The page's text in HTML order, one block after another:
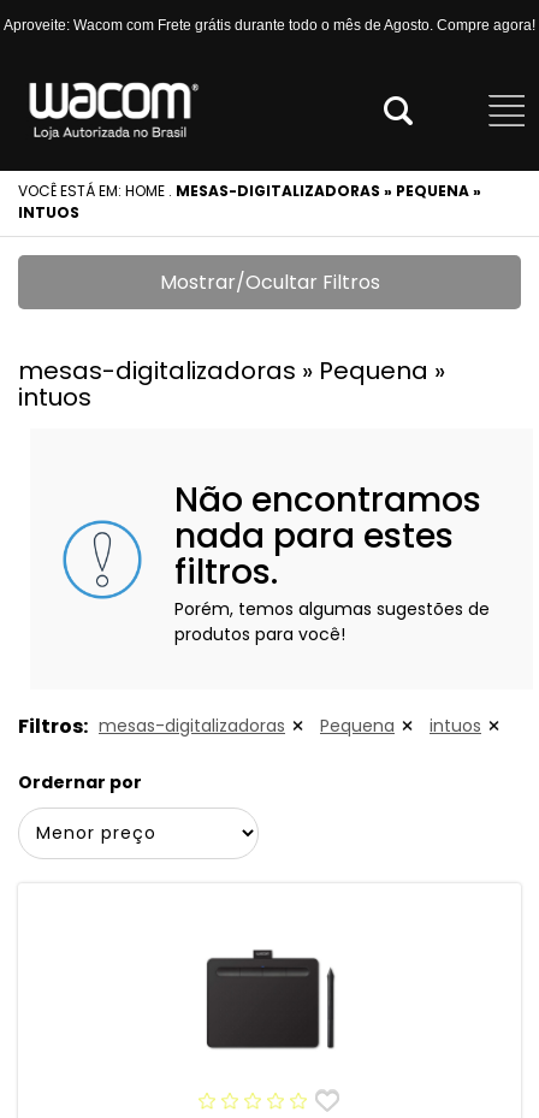
Aproveite: Wacom com Frete grátis durante todo o mês de Agosto. Compre agora!
VOCÊ ESTÁ EM: HOME . MESAS-DIGITALIZADORAS » PEQUENA »
INTUOS
Mostrar/Ocultar Filtros
mesas-digitalizadoras » Pequena »
intuos
Não encontramos
nada para estes
filtros.
Porém, temos algumas sugestões de
produtos para você!
Filtros: mesas-digitalizadoras Pequena intuos
Ordernar por